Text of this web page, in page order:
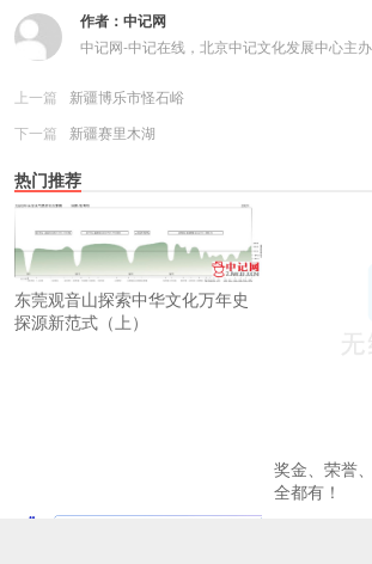
作者： 中记网
中记网-中记在线，北京中记文化发展中心主办
上一篇
新疆博乐市怪石峪
下一篇
新疆赛里木湖
热门推荐
东莞观音山探索中华文化万年史
探源新范式（上）
奖金、荣誉
全都有！